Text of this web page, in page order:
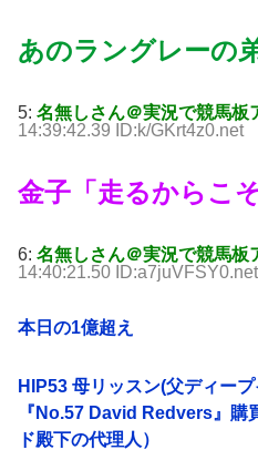
あのラングレーの
5: 名無しさん＠実況で競馬板
14:39:42.39 ID:k/GKrt4z0.net
金子「走るからこ
6: 名無しさん＠実況で競馬板
14:40:21.50 ID:a7juVFSY0.net
本日の1億超え
HIP53 母リッスン(父ディー
『No.57 David Redvers』購
ド殿下の代理人）